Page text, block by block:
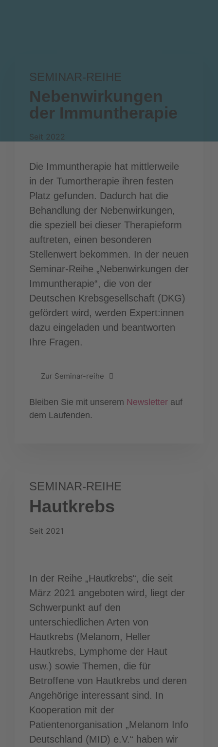
SEMINAR-REIHE
Nebenwirkungen
der Immuntherapie
Seit 2022
Die Immuntherapie hat mittlerweile
in der Tumortherapie ihren festen
Platz gefunden. Dadurch hat die
Behandlung der Nebenwirkungen,
die speziell bei dieser Therapieform
auftreten, einen besonderen
Stellenwert bekommen. In der neuen
Seminar-Reihe „Nebenwirkungen der
Immuntherapie“, die von der
Deutschen Krebsgesellschaft (DKG)
gefördert wird, werden Expert:innen
dazu eingeladen und beantworten
Ihre Fragen.
Zur Seminar-reihe
Bleiben Sie mit unserem Newsletter auf
dem Laufenden.
SEMINAR-REIHE
Hautkrebs
Seit 2021
In der Reihe „Hautkrebs“, die seit
März 2021 angeboten wird, liegt der
Schwerpunkt auf den
unterschiedlichen Arten von
Hautkrebs (Melanom, Heller
Hautkrebs, Lymphome der Haut
usw.) sowie Themen, die für
Betroffene von Hautkrebs und deren
Angehörige interessant sind. In
Kooperation mit der
Patientenorganisation „Melanom Info
Deutschland (MID) e.V.“ haben wir